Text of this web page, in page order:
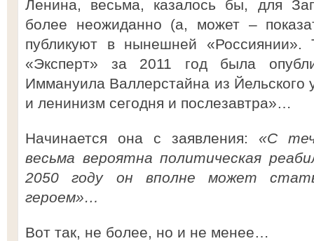
Ленина, весьма, казалось бы, для
более неожиданно (а, может –
публикуют в нынешней
«Эксперт» за 2011 год была
Иммануила Валлерстайна из
и ленинизм сегодня и послезавтра»…
Начинается она с заявления: «С
весьма вероятна политическая
2050 году он вполне может
героем»…
Вот так, не более, но и не менее…